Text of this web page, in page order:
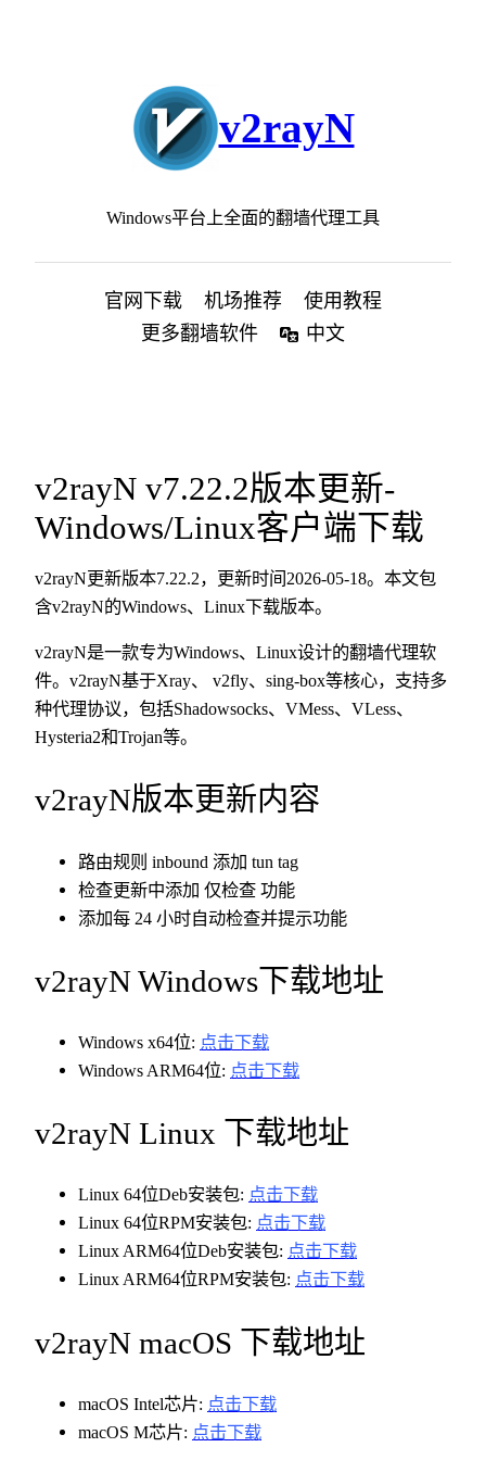
v2rayN
Windows平台上全面的翻墙代理工具
官网下载 机场推荐
使用教程
更多翻墙软件
中文
v2rayN v7.22.2版本更新-
Windows/Linux客户端下载
v2rayN更新版本7.22.2，更新时间2026-05-18。本文包
含v2rayN的Windows、Linux下载版本。
v2rayN是一款专为Windows、Linux设计的翻墙代理软
件。v2rayN基于Xray、 v2fly、sing-box等核心，支持多
种代理协议，包括Shadowsocks、VMess、VLess、
Hysteria2和Trojan等。
v2rayN版本更新内容
路由规则 inbound 添加 tun tag
检查更新中添加 仅检查 功能
添加每 24 小时自动检查并提示功能
v2rayN Windows下载地址
Windows x64位: 点击下载
Windows ARM64位: 点击下载
v2rayN Linux 下载地址
Linux 64位Deb安装包: 点击下载
Linux 64位RPM安装包: 点击下载
Linux ARM64位Deb安装包: 点击下载
Linux ARM64位RPM安装包: 点击下载
v2rayN macOS 下载地址
macOS Intel芯片: 点击下载
macOS M芯片: 点击下载